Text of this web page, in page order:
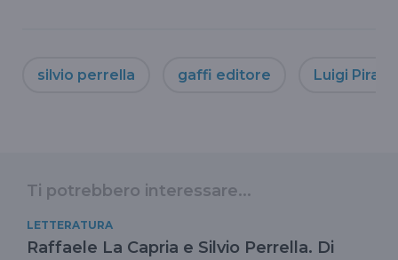
silvio perrella gaffi editore Luigi
Ti potrebbero interessare...
LETTERATURA
Raffaele La Capria e Silvio Perrella. Di